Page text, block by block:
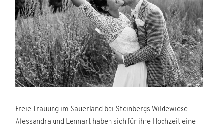
Freie Trauung im Sauerland bei Steinbergs Wildewiese
Alessandra und Lennart haben sich für ihre Hochzeit eine